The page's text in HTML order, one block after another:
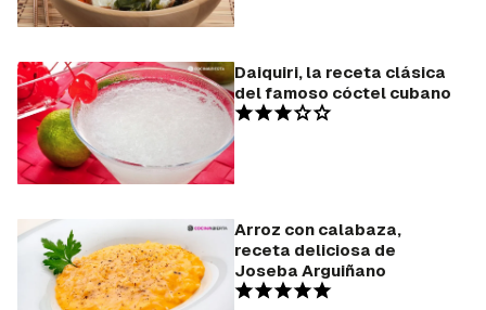
Daiquiri, la receta clásica
del famoso cóctel cubano
Arroz con calabaza,
receta deliciosa de
Joseba Arguiñano